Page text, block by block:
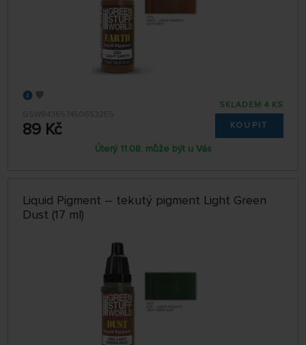
GSW8436574506532ES
89 Kč
SKLADEM 4 KS
KOUPIT
Úterý 11.08. může být u Vás
Liquid Pigment – tekutý pigment Light Green
Dust (17 ml)